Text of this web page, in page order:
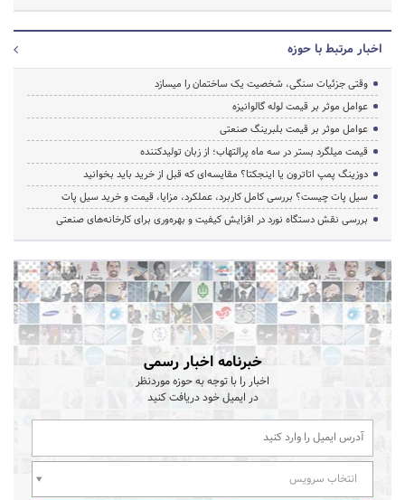
اخبار مرتبط با حوزه
وقتی جزئیات سنگی، شخصیت یک ساختمان را میسازد
عوامل موثر بر قیمت لوله گالوانیزه
عوامل موثر بر قیمت بلبرینگ صنعتی
قیمت میلگرد بستر در سه ماه پرالتهاب؛ از زبان تولیدکننده
دوزینگ پمپ اتاترون یا اینجکتا؟ مقایسه‌ای که قبل از خرید باید بخوانید
سیل پات چیست؟ بررسی کامل کاربرد، عملکرد، مزایا، قیمت و خرید سیل پات
بررسی نقش دستگاه نورد در افزایش کیفیت و بهره‌وری برای کارخانه‌های صنعتی
خبرنامه اخبار رسمی
اخبار را با توجه به حوزه موردنظر
در ایمیل خود دریافت کنید
انتخاب سرویس